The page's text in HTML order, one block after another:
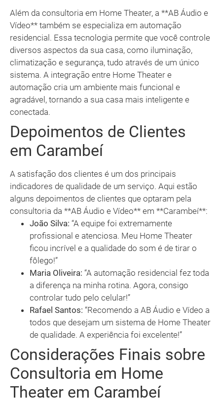
Além da consultoria em Home Theater, a **AB Áudio e
Vídeo** também se especializa em automação
residencial. Essa tecnologia permite que você controle
diversos aspectos da sua casa, como iluminação,
climatização e segurança, tudo através de um único
sistema. A integração entre Home Theater e
automação cria um ambiente mais funcional e
agradável, tornando a sua casa mais inteligente e
conectada.
Depoimentos de Clientes
em Carambeí
A satisfação dos clientes é um dos principais
indicadores de qualidade de um serviço. Aqui estão
alguns depoimentos de clientes que optaram pela
consultoria da **AB Áudio e Vídeo** em **Carambeí**:
João Silva: “A equipe foi extremamente
profissional e atenciosa. Meu Home Theater
ficou incrível e a qualidade do som é de tirar o
fôlego!”
Maria Oliveira: “A automação residencial fez toda
a diferença na minha rotina. Agora, consigo
controlar tudo pelo celular!”
Rafael Santos: “Recomendo a AB Áudio e Vídeo a
todos que desejam um sistema de Home Theater
de qualidade. A experiência foi excelente!”
Considerações Finais sobre
Consultoria em Home
Theater em Carambeí